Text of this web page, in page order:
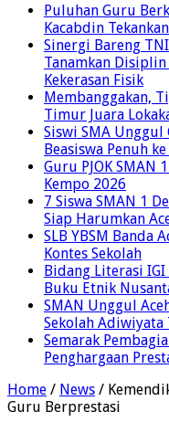
Puluhan Guru
Kacabdin
Sinergi Bareng
Tanamkan
Kekerasan Fisik
Membanggakan,
Timur Juara
Siswi SMA Unggul
Beasiswa Penuh
Guru PJOK SMAN
Kempo 2026
7 Siswa SMAN 1
Siap Harumkan
SLB YBSM Banda
Kontes Sekolah
Bidang Literasi
Buku Etnik
SMAN Unggul
Sekolah
Semarak
Penghargaan
Home / News /
Guru Berprestasi